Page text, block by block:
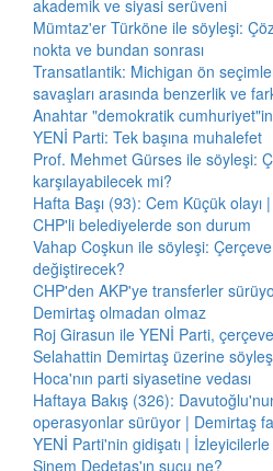
akademik ve siyasi serüveni
Mümtaz'er Türköne ile söyleşi:
nokta ve bundan sonrası
Transatlantik: Michigan ön
savaşları arasında benzerlik ve
Anahtar "demokratik cumhuriyet"in
YENİ Parti: Tek başına muhalefet
Prof. Mehmet Gürses ile söyleşi:
karşılayabilecek mi?
Hafta Başı (93): Cem Küçük
CHP'li belediyelerde son durum
Vahap Coşkun ile söyleşi:
değiştirecek?
CHP'den AKP'ye transferler
Demirtaş olmadan olmaz
Roj Girasun ile YENİ Parti,
Selahattin Demirtaş üzerine
Hoca'nın parti siyasetine vedası
Haftaya Bakış (326):
operasyonlar sürüyor | Demirtaş
YENİ Parti'nin gidişatı | İzleyicilerle
Sinem Dedetaş'ın suçu ne?